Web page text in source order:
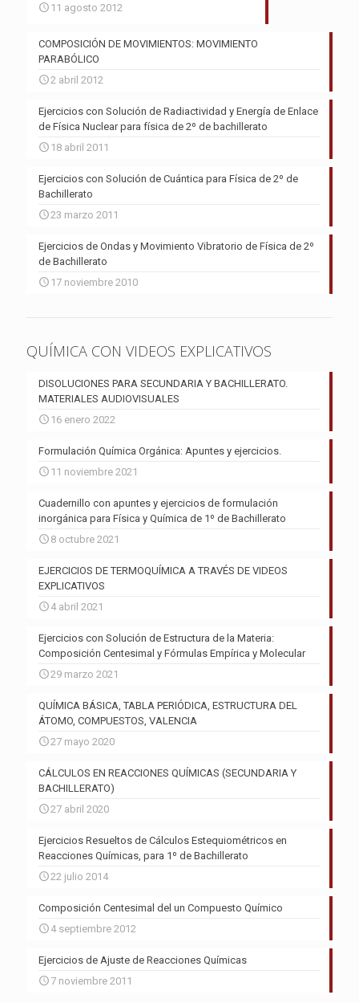
11 agosto 2012
COMPOSICIÓN DE MOVIMIENTOS: MOVIMIENTO
PARABÓLICO
2 abril 2012
Ejercicios con Solución de Radiactividad y Energía de Enlace
de Física Nuclear para física de 2º de bachillerato
18 abril 2011
Ejercicios con Solución de Cuántica para Física de 2º de
Bachillerato
23 marzo 2011
Ejercicios de Ondas y Movimiento Vibratorio de Física de 2º
de Bachillerato
17 noviembre 2010
QUÍMICA CON VIDEOS EXPLICATIVOS
DISOLUCIONES PARA SECUNDARIA Y BACHILLERATO.
MATERIALES AUDIOVISUALES
16 enero 2022
Formulación Química Orgánica: Apuntes y ejercicios.
11 noviembre 2021
Cuadernillo con apuntes y ejercicios de formulación
inorgánica para Física y Química de 1º de Bachillerato
8 octubre 2021
EJERCICIOS DE TERMOQUÍMICA A TRAVÉS DE VIDEOS
EXPLICATIVOS
4 abril 2021
Ejercicios con Solución de Estructura de la Materia:
Composición Centesimal y Fórmulas Empírica y Molecular
29 marzo 2021
QUÍMICA BÁSICA, TABLA PERIÓDICA, ESTRUCTURA DEL
ÁTOMO, COMPUESTOS, VALENCIA
27 mayo 2020
CÁLCULOS EN REACCIONES QUÍMICAS (SECUNDARIA Y
BACHILLERATO)
27 abril 2020
Ejercicios Resueltos de Cálculos Estequiométricos en
Reacciones Químicas, para 1º de Bachillerato
22 julio 2014
Composición Centesimal del un Compuesto Químico
4 septiembre 2012
Ejercicios de Ajuste de Reacciones Químicas
7 noviembre 2011